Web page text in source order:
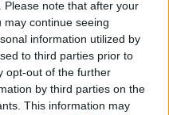
note that after your
continue seeing
information utilized by
to third parties prior to
opt-out of the further
by third parties on the
This information may
une habitude, même
et l’image de soi.
l’on construit
dans le